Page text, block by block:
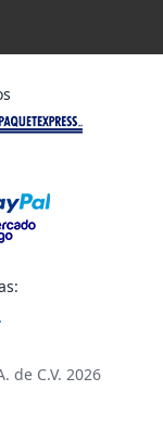
de C.V. 2026